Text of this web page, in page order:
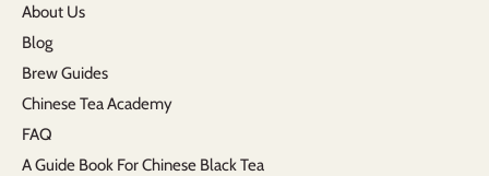
About Us
Blog
Brew Guides
Chinese Tea Academy
FAQ
A Guide Book For Chinese Black Tea